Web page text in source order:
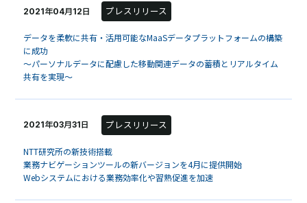
2021年04月12日 プレスリリース
データを柔軟に共有・活用可能なMaaSデータプラットフォームの構築
に成功
～パーソナルデータに配慮した移動関連データの蓄積とリアルタイム
共有を実現～
2021年03月31日 プレスリリース
NTT研究所の新技術搭載
業務ナビゲーションツールの新バージョンを4月に提供開始
Webシステムにおける業務効率化や習熟促進を加速